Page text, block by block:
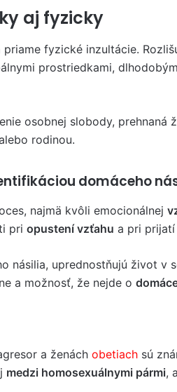
aj fyzicky
fyzické inzultácie.
prostriedkami, dlhodobým
osobnej slobody, prehnaná
rodinou.
domáceho
najmä kvôli emocionálnej
pri opustení vzťahu a pri prijatí
násilia, uprednostňujú život v
a možnosť, že nejde o
a ženách obetiach sú
medzi homosexuálnymi pármi,